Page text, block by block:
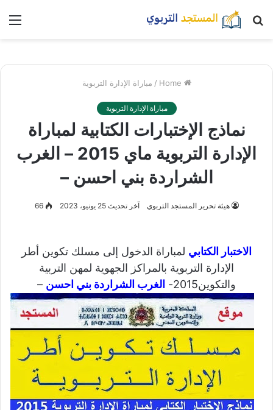
بحث
/ مباراة الإدارة التربوية
مباراة الإدارة التربوية
نماذج الإختبارات الكتابية لمباراة
الإدارة التربوية ماي 2015 – الغرب
الشراردة بني احسن –
هيئة تحرير المستجد التربوي آخر تحديث 25 يونيو، 2023 66
الاختبار الكتابي لمباراة الدخول إلى مسلك تكوين أطر
الإدارة التربوية بالمراكز الجهوية لمهن التربية
والتكوين2015-
الغرب الشراردة بني احسن –